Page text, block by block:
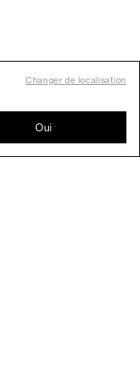
Changer de localisation
Oui